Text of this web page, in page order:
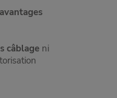
avantages
câblage ni